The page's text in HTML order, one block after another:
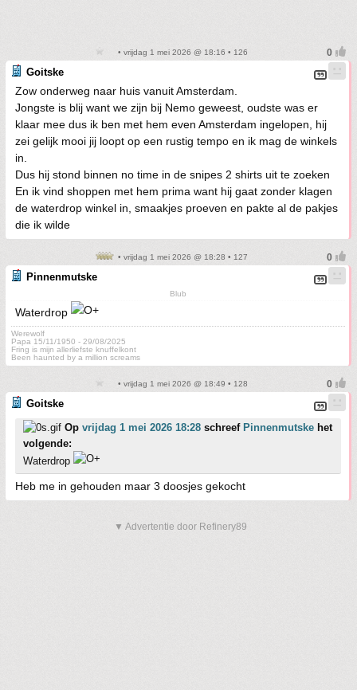
• vrijdag 1 mei 2026 @ 18:16 • 126
Goitske
Zow onderweg naar huis vanuit Amsterdam.
Jongste is blij want we zijn bij Nemo geweest, oudste was er
klaar mee dus ik ben met hem even Amsterdam ingelopen, hij
zei gelijk mooi jij loopt op een rustig tempo en ik mag de winkels
in.
Dus hij stond binnen no time in de snipes 2 shirts uit te zoeken
En ik vind shoppen met hem prima want hij gaat zonder klagen
de waterdrop winkel in, smaakjes proeven en pakte al de pakjes
die ik wilde
• vrijdag 1 mei 2026 @ 18:28 • 127
Pinnenmutske
Blub
Waterdrop
Werewolf
Papa 15/11/1950 - 29/08/2025
Fring is mijn allerliefste knuffelkont
Been haunted by a million screams
• vrijdag 1 mei 2026 @ 18:49 • 128
Goitske
Op vrijdag 1 mei 2026 18:28 schreef Pinnenmutske het
volgende:
Waterdrop
Heb me in gehouden maar 3 doosjes gekocht
▼ Advertentie door Refinery89